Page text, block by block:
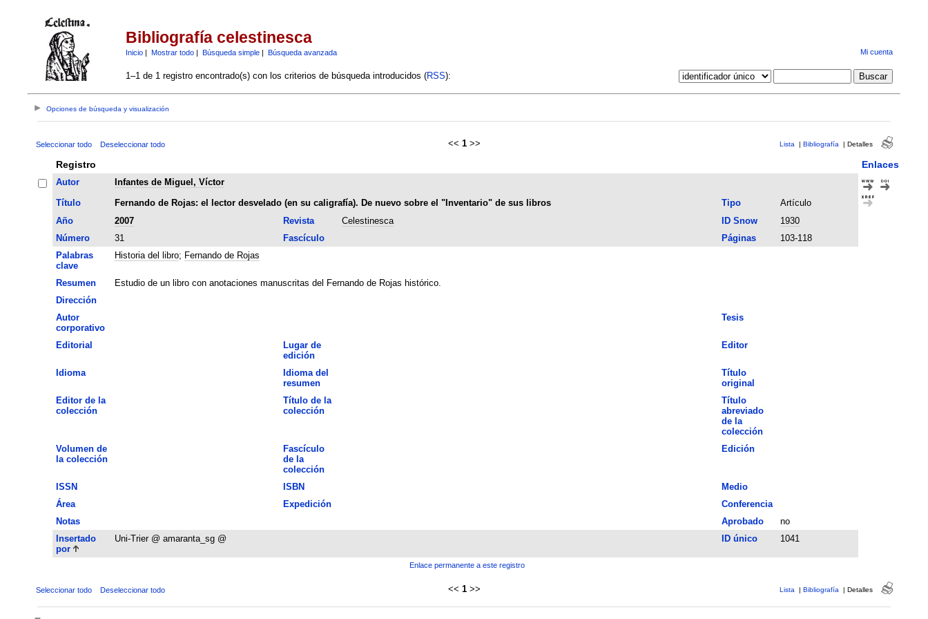
Bibliografía celestinesca
Inicio| Mostrar todo| Búsqueda simple| Búsqueda avanzada Mi cuenta
1–1 de 1 registro encontrado(s) con los criterios de búsqueda introducidos (RSS):
Opciones de búsqueda y visualización
Seleccionar todo Deseleccionar todo << 1 >> Lista | Bibliografía | Detalles
Registro Enlaces
Autor
Infantes de Miguel, Víctor
Título
Fernando de Rojas: el lector desvelado (en su caligrafía). De nuevo sobre el "Inventario" de sus libros Tipo
Artículo
Año
2007 Revista Celestinesca ID Snow
1930
Número
31 Fascículo Páginas
103-118
Palabras
clave
Historia del libro; Fernando de Rojas
Resumen
Estudio de un libro con anotaciones manuscritas del Fernando de Rojas histórico.
Dirección
Autor
corporativo
Tesis
Editorial
Lugar de
edición
Editor
Idioma
Idioma del
resumen
Título
original
Editor de la
colección
Título de la
colección
Título
abreviado
de la
colección
Volumen de
la colección
Fascículo
de la
colección
Edición
ISSN ISBN
Medio
Área
Expedición
Conferencia
Notas
Aprobado
no
Insertado
por
Uni-Trier @ amaranta_sg @ ID único 1041
Enlace permanente a este registro
Seleccionar todo Deseleccionar todo << 1 >> Lista | Bibliografía | Detalles